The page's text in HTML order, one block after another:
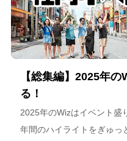
【総集編】2025年
る！
2025年のWizはイベント盛
年間のハイライトをぎゅっ